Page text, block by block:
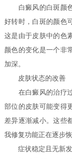
白癜风的白斑颜色
好转时，白斑的颜色
这是由于皮肤中的色
颜色的变化是一个非
加深。
皮肤状态的改善
在白癜风的治疗过
部位的皮肤可能变得
差异逐渐减小。这些
我修复功能正在逐步恢
症状稳定且无新发